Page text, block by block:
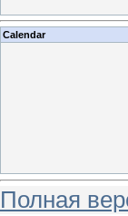
Calendar
Полная